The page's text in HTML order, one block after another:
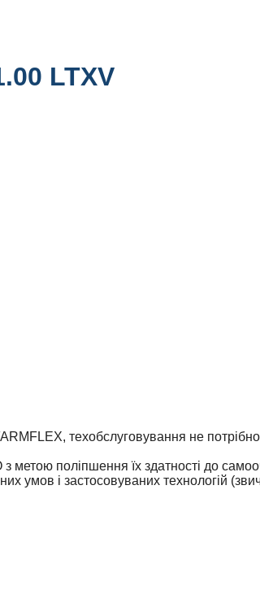
LTXV
техобслуговування не
метою поліпшення їх здатності до
умов і застосовуваних технологій